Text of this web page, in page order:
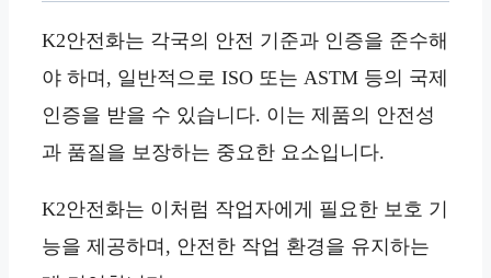
K2안전화는 각국의 안전 기준과 인증을 준수해
야 하며, 일반적으로 ISO 또는 ASTM 등의 국제
인증을 받을 수 있습니다. 이는 제품의 안전성
과 품질을 보장하는 중요한 요소입니다.
K2안전화는 이처럼 작업자에게 필요한 보호 기
능을 제공하며, 안전한 작업 환경을 유지하는